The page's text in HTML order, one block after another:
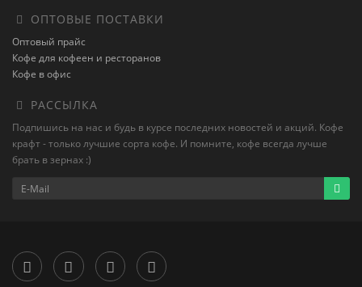
ОПТОВЫЕ ПОСТАВКИ
Оптовый прайс
Кофе для кофеен и ресторанов
Кофе в офис
РАССЫЛКА
Подпишись на нас и будь в курсе последних новостей и акций. Кофе
крафт - только лучшие сорта кофе. И помните, кофе всегда лучше
брать в зернах :)